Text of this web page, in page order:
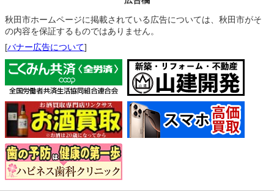
秋田市ホームページに掲載されている広告については、秋田市がそ
の内容を保証するものではありません。
[バナー広告について]